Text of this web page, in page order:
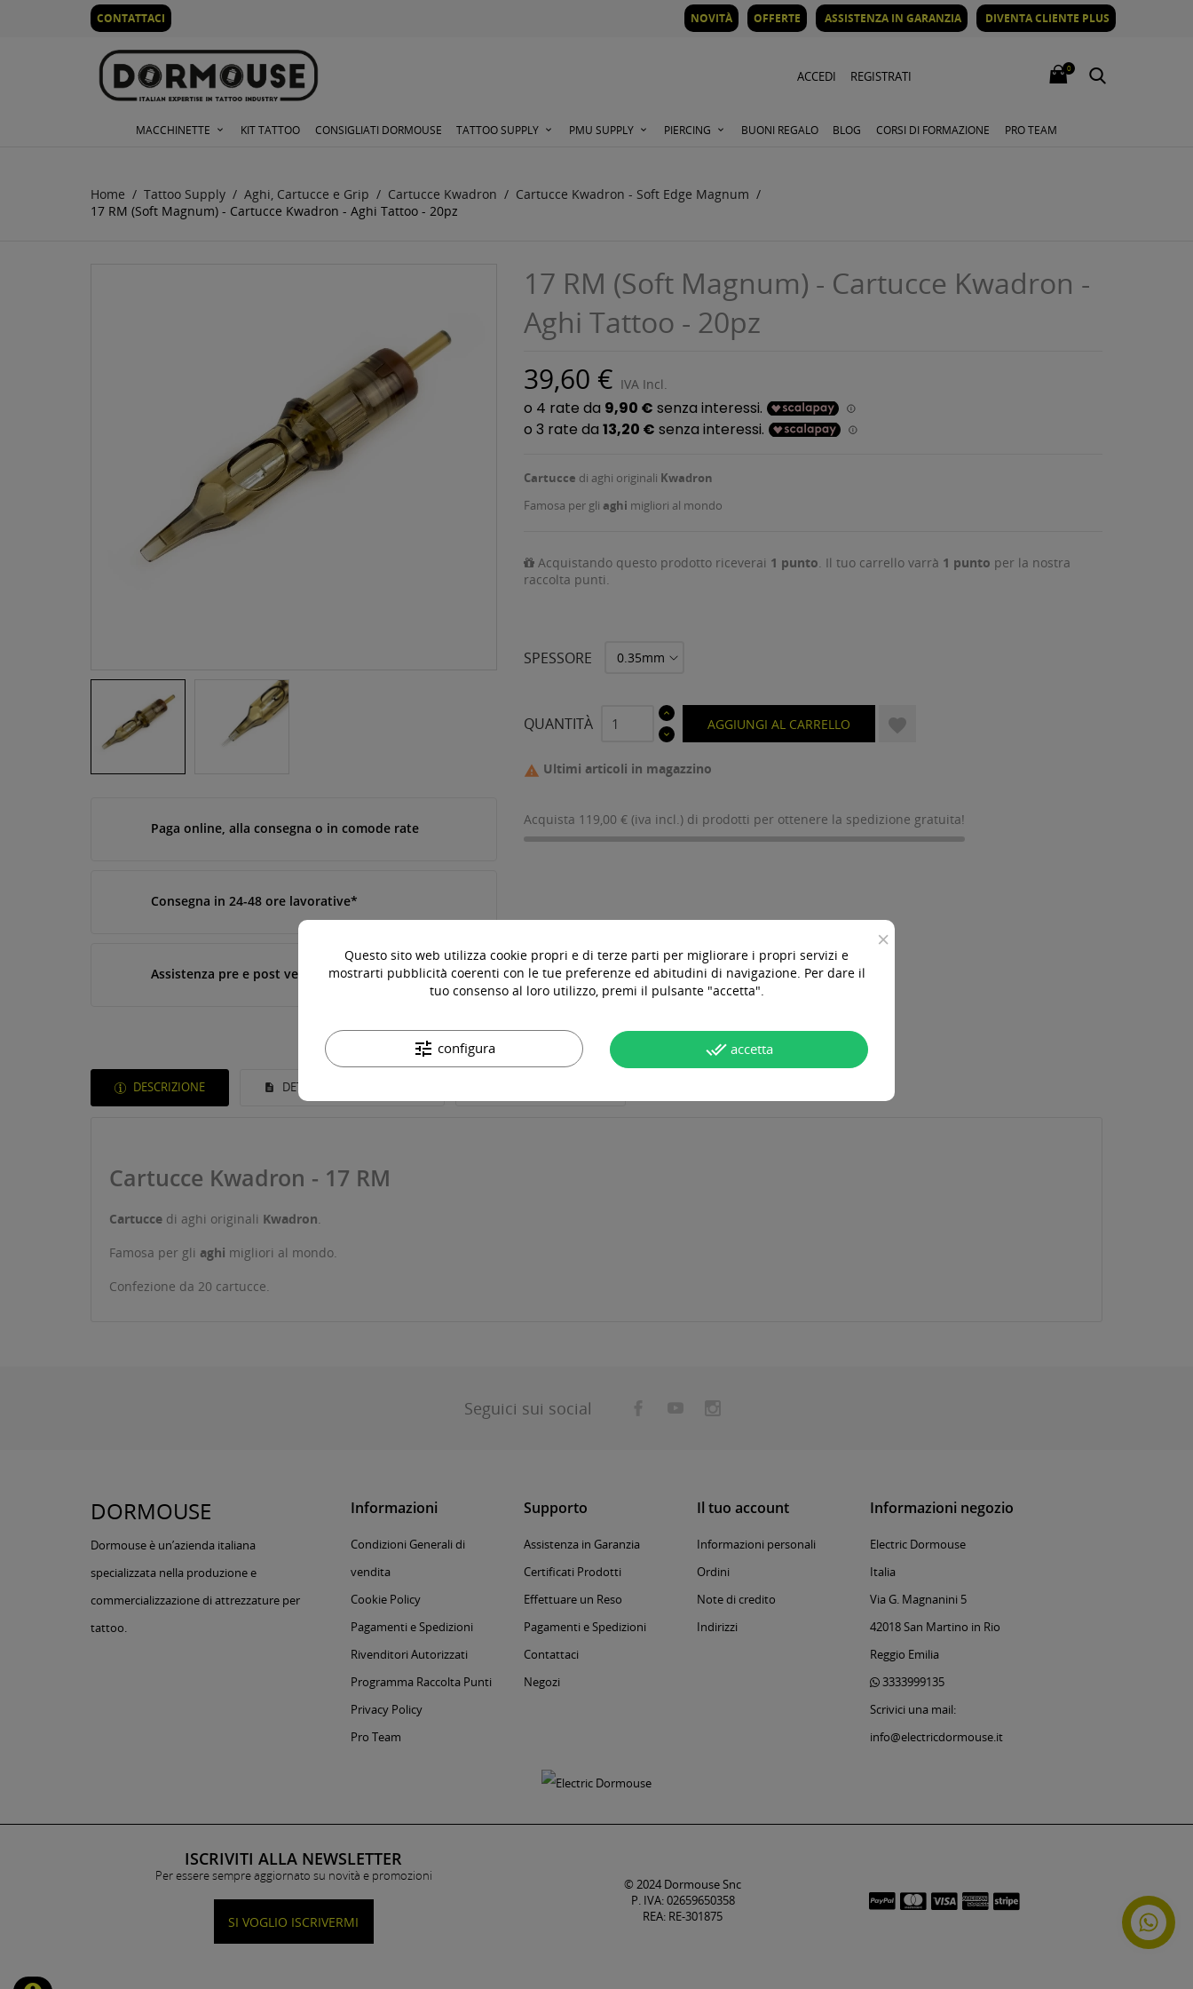
CONTATTACI NOVITÀ OFFERTE ASSISTENZA IN GARANZIA DIVENTA CLIENTE PLUS
ACCEDI REGISTRATI
0
MACCHINETTE KIT TATTOO CONSIGLIATI DORMOUSE TATTOO SUPPLY PMU SUPPLY PIERCING BUONI REGALO BLOG CORSI DI FORMAZIONE PRO TEAM
Home Tattoo Supply Aghi, Cartucce e Grip Cartucce Kwadron
Cartucce Kwadron - Soft Edge Magnum
17 RM (Soft Magnum) - Cartucce Kwadron - Aghi Tattoo - 20pz
Paga online, alla consegna o in comode rate
Consegna in 24-48 ore lavorative*
Assistenza pre e post vendita
17 RM (Soft Magnum) - Cartucce Kwadron -
Aghi Tattoo - 20pz
39,60 € IVA Incl.
Cartucce di aghi originali Kwadron
Famosa per gli aghi migliori al mondo
Acquistando questo prodotto riceverai 1 punto. Il tuo carrello varrà 1 punto per la nostra
raccolta punti.
SPESSORE
QUANTITÀ AGGIUNGI AL CARRELLO 
 Ultimi articoli in magazzino
Acquista 119,00 € (iva incl.) di prodotti per ottenere la spedizione gratuita!
DESCRIZIONE DETTAGLI DEL PRODOTTO
Cartucce Kwadron - 17 RM
Cartucce di aghi originali Kwadron.
Famosa per gli aghi migliori al mondo.
Confezione da 20 cartucce.
Seguici sui social
DORMOUSE
Dormouse è un’azienda italiana
specializzata nella produzione e
commercializzazione di attrezzature per
tattoo.
Informazioni
Condizioni Generali di
vendita
Cookie Policy
Pagamenti e Spedizioni
Rivenditori Autorizzati
Programma Raccolta Punti
Privacy Policy
Pro Team
Supporto
Assistenza in Garanzia
Certificati Prodotti
Effettuare un Reso
Pagamenti e Spedizioni
Contattaci
Negozi
Il tuo account
Informazioni personali
Ordini
Note di credito
Indirizzi
Informazioni negozio
Electric Dormouse
Italia
Via G. Magnanini 5
42018 San Martino in Rio
Reggio Emilia
3333999135
Scrivici una mail:
info@electricdormouse.it
ISCRIVITI ALLA NEWSLETTER
Per essere sempre aggiornato su novità e promozioni
SI VOGLIO ISCRIVERMI
© 2024 Dormouse Snc
P. IVA: 02659650358
REA: RE-301875
×
Questo sito web utilizza cookie propri e di terze parti per migliorare i propri servizi e
mostrarti pubblicità coerenti con le tue preferenze ed abitudini di navigazione. Per dare il
tuo consenso al loro utilizzo, premi il pulsante "accetta".
tune configura done_all accetta